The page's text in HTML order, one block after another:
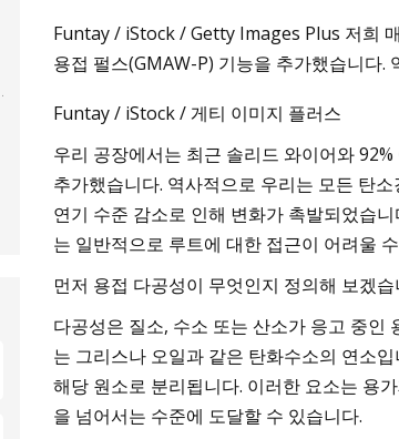
금속 용접에 대한 8가지 일반적인 오해 해결
Funtay / iStock / Getty Images Plus 저희
용접 펄스(GMAW-P) 기능을 추가했습니다.
Funtay / iStock / 게티 이미지 플러스
우리 공장에서는 최근 솔리드 와이어와
추가했습니다. 역사적으로 우리는 모든 탄
연기 수준 감소로 인해 변화가 촉발되었습
는 일반적으로 루트에 대한 접근이 어려울
먼저 용접 다공성이 무엇인지 정의해 보겠습
다공성은 질소, 수소 또는 산소가 응고 중인
는 그리스나 오일과 같은 탄화수소의 연소
해당 원소로 분리됩니다. 이러한 요소는 용
을 넘어서는 수준에 도달할 수 있습니다.